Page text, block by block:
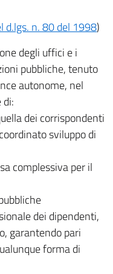
d.lgs. n. 80 del 1998)
degli uffici e i
pubbliche, tenuto
autonome, nel
di:
dei corrispondenti
sviluppo di
complessiva per il
dei dipendenti,
garantendo pari
forma di